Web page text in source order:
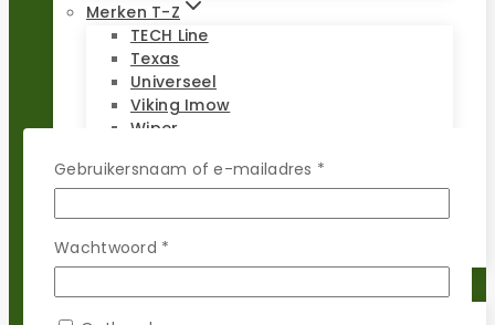
Merken T-Z
TECH Line
Texas
Universeel
Viking Imow
Wiper
Worx Landroid
Zoef Robot
Gebruikersnaam of e-mailadres *
Wachtwoord *